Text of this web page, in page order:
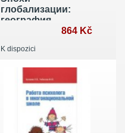
глобализации:
география,
технологии и864 Kč
K dispozici